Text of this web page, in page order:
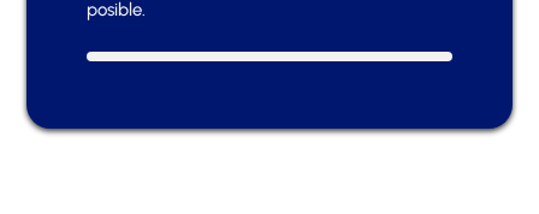
posible.